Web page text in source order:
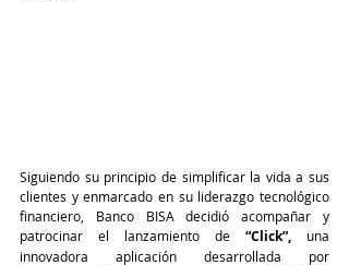
Siguiendo su principio de simplificar la vida a sus
clientes y enmarcado en su liderazgo tecnológico
financiero, Banco BISA decidió acompañar y
patrocinar el lanzamiento de “Click”, una